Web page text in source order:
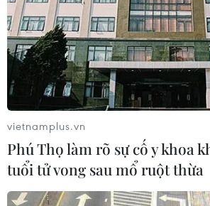
08/08/2026 00:13
ASEAN Cup 2026: Truyền thông
châu Á ca ngợi chiến thắng của
Việt Nam
07/08/2026 22:58
HLV Kim Sang-sik: 'Tôi mong Đình
Bắc vươn xa hơn tầm Đông Nam Á'
07/08/2026 16:54
vietnamplus.vn
Phú Thọ làm rõ sự cố y khoa
tuổi tử vong sau mổ ruột thừa